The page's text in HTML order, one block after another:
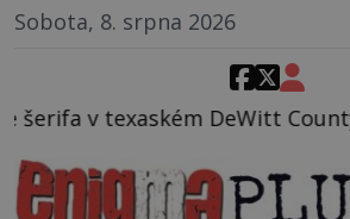
Sobota, 8. srpna 2026
County pořizuje video, na